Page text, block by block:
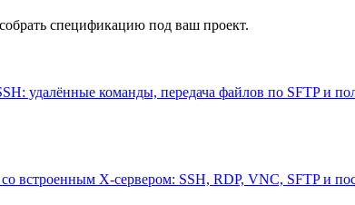
спецификацию под ваш проект.
удалённые команды, передача файлов по SFTP и
встроенным X-сервером: SSH, RDP, VNC, SFTP и